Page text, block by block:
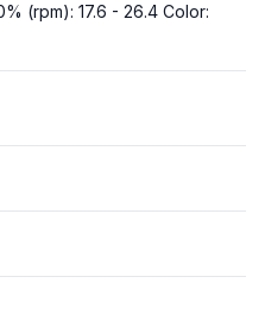
(rpm): 17.6 - 26.4 Color: